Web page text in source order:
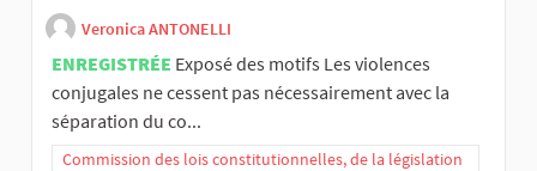
Veronica ANTONELLI
ENREGISTRÉE Exposé des motifs Les violences
conjugales ne cessent pas nécessairement avec la
séparation du co...
Commission des lois constitutionnelles, de la législation